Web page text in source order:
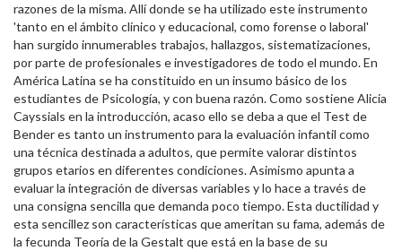
razones de la misma. Allí donde se ha utilizado este instrumento
'tanto en el ámbito clínico y educacional, como forense o laboral'
han surgido innumerables trabajos, hallazgos, sistematizaciones,
por parte de profesionales e investigadores de todo el mundo. En
América Latina se ha constituido en un insumo básico de los
estudiantes de Psicología, y con buena razón. Como sostiene Alicia
Cayssials en la introducción, acaso ello se deba a que el Test de
Bender es tanto un instrumento para la evaluación infantil como
una técnica destinada a adultos, que permite valorar distintos
grupos etarios en diferentes condiciones. Asimismo apunta a
evaluar la integración de diversas variables y lo hace a través de
una consigna sencilla que demanda poco tiempo. Esta ductilidad y
esta sencillez son características que ameritan su fama, además de
la fecunda Teoría de la Gestalt que está en la base de su